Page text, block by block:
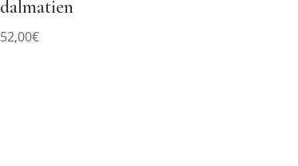
dalmatien
52,00€